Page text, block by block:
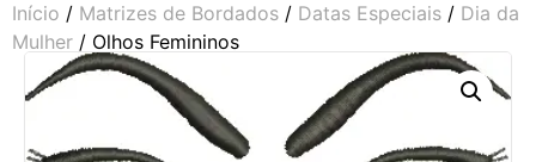
Início / Matrizes de Bordados / Datas Especiais / Dia da
Mulher / Olhos Femininos